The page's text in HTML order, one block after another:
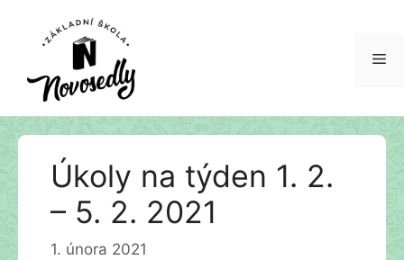
Přeskočit
Úkoly na týden 1. 2.
– 5. 2. 2021
1. února 2021